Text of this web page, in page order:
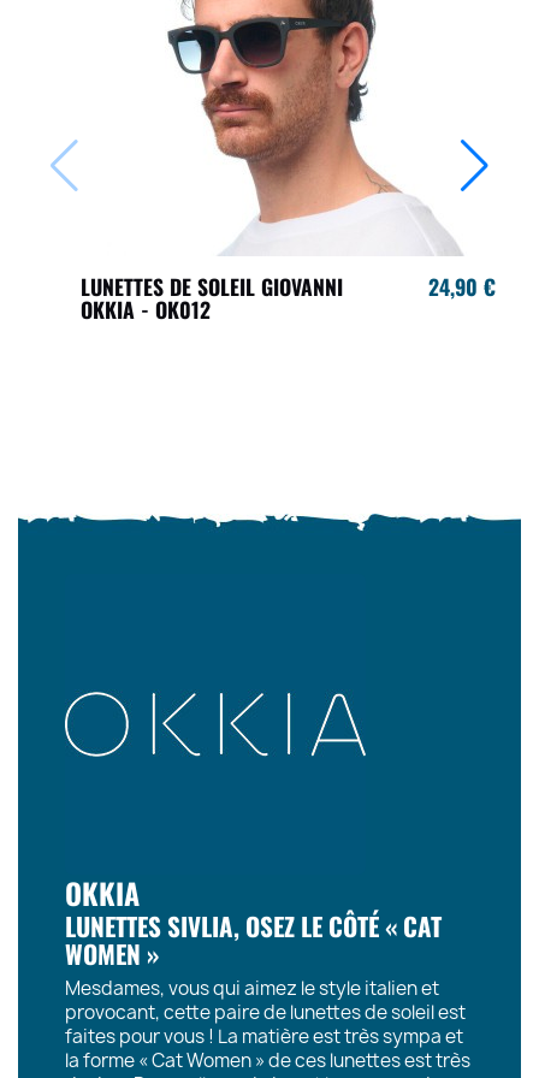
LUNETTES DE SOLEIL GIOVANNI
OKKIA - OK012
24,90 €
OKKIA
LUNETTES SIVLIA, OSEZ LE CÔTÉ « CAT
WOMEN »
Mesdames, vous qui aimez le style italien et
provocant, cette paire de lunettes de soleil est
faites pour vous ! La matière est très sympa et
la forme « Cat Women » de ces lunettes est très